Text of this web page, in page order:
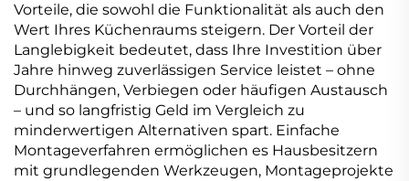
Vorteile, die sowohl die Funktionalität als auch den
Wert Ihres Küchenraums steigern. Der Vorteil der
Langlebigkeit bedeutet, dass Ihre Investition über
Jahre hinweg zuverlässigen Service leistet – ohne
Durchhängen, Verbiegen oder häufigen Austausch
– und so langfristig Geld im Vergleich zu
minderwertigen Alternativen spart. Einfache
Montageverfahren ermöglichen es Hausbesitzern
mit grundlegenden Werkzeugen, Montageprojekte